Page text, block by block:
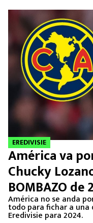
EREDIVISIE
América va
Chucky
BOMBAZO de
América no se anda
todo para fichar a una
Eredivisie para 2024.